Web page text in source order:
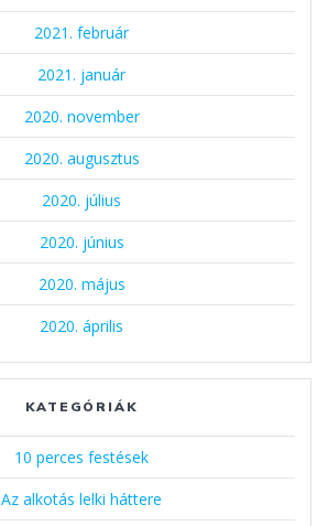
2021. február
2021. január
2020. november
2020. augusztus
2020. július
2020. június
2020. május
2020. április
KATEGÓRIÁK
10 perces festések
Az alkotás lelki háttere